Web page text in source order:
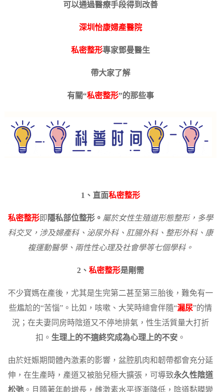
可以通過醫療手段得到改善
深圳怡康婦產醫院
私密整形專家鄧曼醫生
帶大家了解
有關“私密整形”的那些事
1、直面私密整形
私密整形即 隱私部位整形。 屬於女性生殖道形態整形，多學
科交叉，涉及婦產科、泌尿外科、肛腸外科、整形外科、康
複運動醫學、兩性性心理及社會學等七個學科。
2、 私密整形是剛需
不少寶媽在產後，尤其是生完第二甚至第三胎後，難免有一
些尷尬的“苦惱”。比如，咳嗽、大笑時總會伴隨“漏尿”的情
況；在夫妻同房時陰道又不停地排氣，性生活質量大打折
扣。 生理上的不適終究成為心理上的不安 。
由於妊娠期間體內激素的影響，盆腔肌肉和韌帶都會充分延
伸，在生產時，產道又被胎兒極大擴張，可導致永久性陰道
松弛 。且隨著年齡增長，雌激素水平逐漸降低，陰道黏膜變